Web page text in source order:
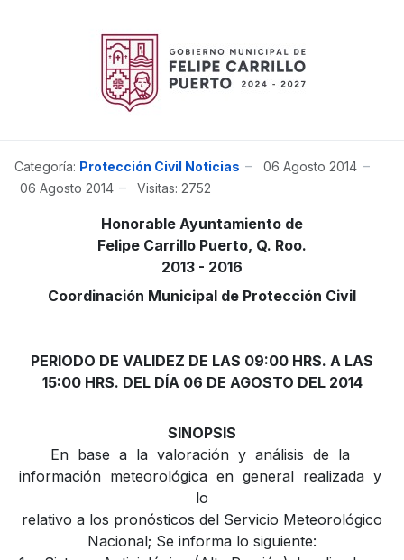
Categoría: Protección Civil Noticias
06 Agosto 2014
06 Agosto 2014
Visitas: 2752
Honorable Ayuntamiento de
Felipe Carrillo Puerto, Q. Roo.
2013 - 2016
Coordinación Municipal de Protección Civil
PERIODO DE VALIDEZ DE LAS 09:00 HRS. A LAS
15:00 HRS. DEL DÍA 06 DE AGOSTO DEL 2014
SINOPSIS
En base a la valoración y análisis de la
información meteorológica en general realizada y
lo
relativo a los pronósticos del Servicio Meteorológico
Nacional; Se informa lo siguiente: